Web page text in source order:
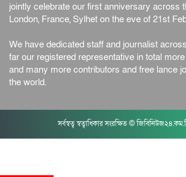
jointly celebrate our first anniversary across
London, France, Sylhet on the eve of 21st
We have dedicated staff and journalist
far our registered representative in total
and many more contributors and free lance
the world.
সর্বস্বত্ব স্বত্বাধিকার সংরক্ষিত ©